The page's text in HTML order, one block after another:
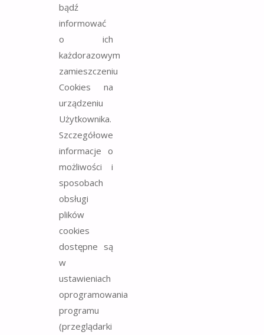
bądź
informować
o ich
każdorazowym
zamieszczeniu
Cookies na
urządzeniu
Użytkownika.
Szczegółowe
informacje o
możliwości i
sposobach
obsługi
plików
cookies
dostępne są
w
ustawieniach
oprogramowania
programu
(przeglądarki